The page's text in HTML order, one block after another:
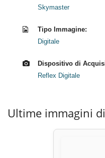
Skymaster
Tipo Immagine:
Digitale
Dispositivo di
Reflex Digitale
Ultime immagini